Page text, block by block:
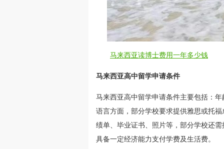
马来西亚读博士费用一年多少钱
马来西亚高中留学申请条件
马来西亚高中留学申请条件主要包括：
语言方面，部分学校要求提供雅思或托
绩单、毕业证书、照片等，部分学校还
具备一定经济能力支付学费及生活费。